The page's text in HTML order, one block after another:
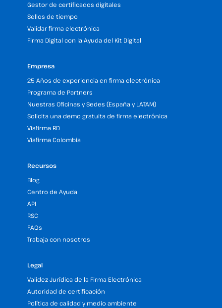
Gestor de certificados digitales
Sellos de tiempo
Validar firma electrónica
Firma Digital con la Ayuda del Kit Digital
Empresa
25 Años de experiencia en firma electrónica
Programa de Partners
Nuestras Oficinas y Sedes (España y LATAM)
Solicita una demo gratuita de firma electrónica
Viafirma RD
Viafirma Colombia
Recursos
Blog
Centro de Ayuda
API
RSC
FAQs
Trabaja con nosotros
Legal
Validez Jurídica de la Firma Electrónica
Autoridad de certificación
Política de calidad y medio ambiente